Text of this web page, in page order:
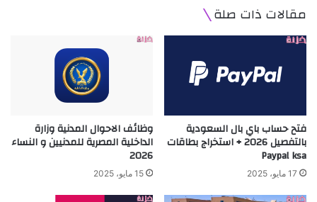
مقالات ذات صلة
فتح حساب باي بال السعودية
بالتفصيل 2026 + استخراج بطاقات
Paypal ksa
17 مايو، 2025
وظائف الاحوال المدنية وزارة
الداخلية المصرية للمدنيين و النساء
2026
15 مايو، 2025